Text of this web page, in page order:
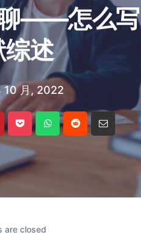
——怎么写
述
10 月, 2022
are closed